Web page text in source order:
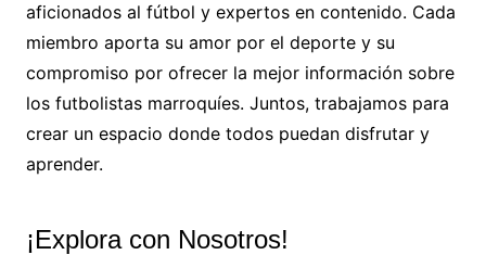
aficionados al fútbol y expertos en contenido. Cada
miembro aporta su amor por el deporte y su
compromiso por ofrecer la mejor información sobre
los futbolistas marroquíes. Juntos, trabajamos para
crear un espacio donde todos puedan disfrutar y
aprender.
¡Explora con Nosotros!